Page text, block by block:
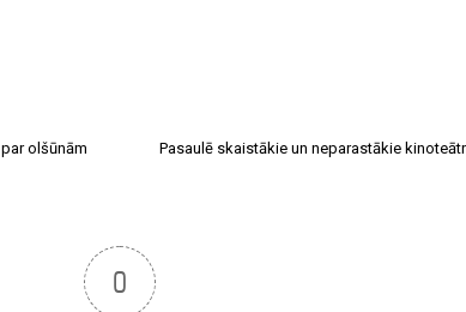
olšūnām Pasaulē skaistākie un neparastākie
0